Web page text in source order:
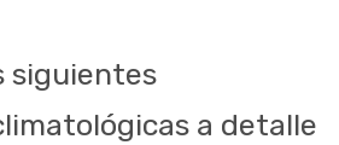
siguientes
a detalle